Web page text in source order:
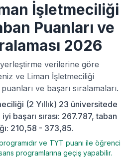
İşletmeciliği
Puanları ve
2026
verilerine göre
ve Liman İşletmeciliği
ve başarı sıralamaları.
(2 Yıllık) 23 üniversitede
başarı sırası: 267.787, taban
210,58 - 373,85.
ve TYT puanı ile öğrenci
programlarına geçiş yapabilir.